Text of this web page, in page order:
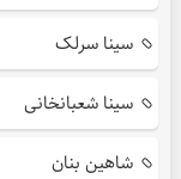
سینا سرلک
سینا شعبانخانی
شاهین بنان